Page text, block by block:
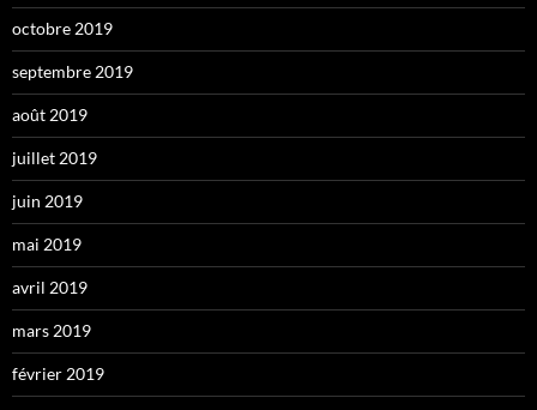
octobre 2019
septembre 2019
août 2019
juillet 2019
juin 2019
mai 2019
avril 2019
mars 2019
février 2019